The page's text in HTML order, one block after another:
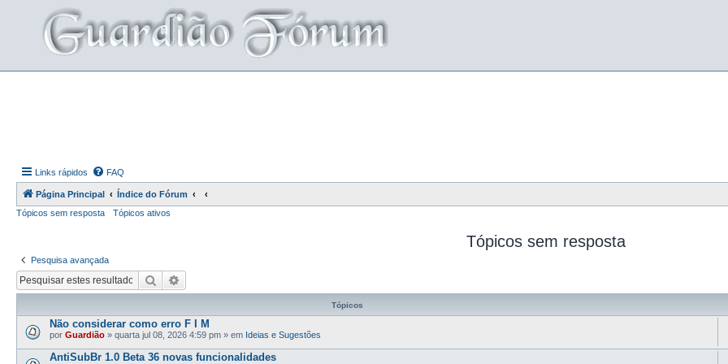
Links rápidos FAQ
Página Principal
Índice do Fórum
Tópicos sem resposta
Tópicos ativos
Tópicos sem resposta
Pesquisa avançada
Pesquisar
Tópicos
Não considerar como erro F I M
por Guardião » quarta jul 08, 2026 4:59 pm » em Ideias e Sugestões
AntiSubBr 1.0 Beta 36 novas funcionalidades